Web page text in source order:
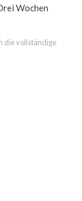
Wochen
die vollständige